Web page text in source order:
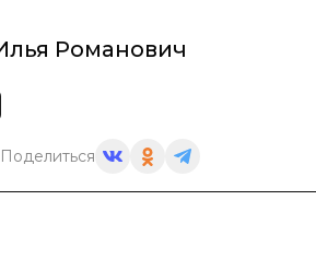
Романович
Поделиться